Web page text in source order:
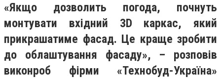
«Якщо дозволить погода, почнуть
монтувати вхідний 3D каркас, який
прикрашатиме фасад. Це краще зробити
до облаштування фасаду», – розповів
виконроб фірми «Технобуд-Україна»